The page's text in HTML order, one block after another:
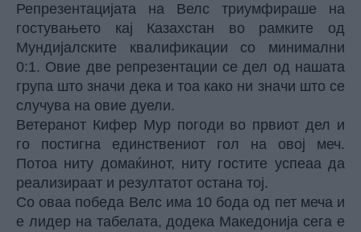
Репрезентацијата на Велс триумфираше на
гостувањето кај Казахстан во рамките од
Мундијалските квалификации со минимални
0:1. Овие две репрезентации се дел од нашата
група што значи дека и тоа како ни значи што се
случува на овие дуели.
Ветеранот Кифер Мур погоди во првиот дел и
го постигна единствениот гол на овој меч.
Потоа ниту домаќинот, ниту гостите успеаа да
реализираат и резултатот остана тој.
Со оваа победа Велс има 10 бода од пет меча и
е лидер на табелата, додека Македонија сега е